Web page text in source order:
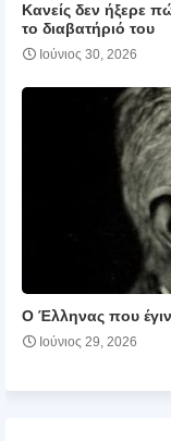
Κανείς δεν ήξερε
το διαβατήριό του
Ιούνιος 30, 2026
Ο Έλληνας που
Ιούνιος 29, 2026